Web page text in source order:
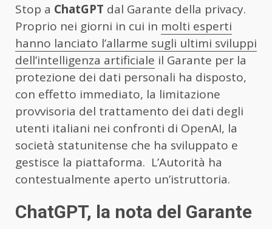
Stop a ChatGPT dal Garante della privacy.
Proprio nei giorni in cui in molti esperti
hanno lanciato l’allarme sugli ultimi sviluppi
dell’intelligenza artificiale il Garante per la
protezione dei dati personali ha disposto,
con effetto immediato, la limitazione
provvisoria del trattamento dei dati degli
utenti italiani nei confronti di OpenAI, la
società statunitense che ha sviluppato e
gestisce la piattaforma. L’Autorità ha
contestualmente aperto un’istruttoria.
ChatGPT, la nota del Garante